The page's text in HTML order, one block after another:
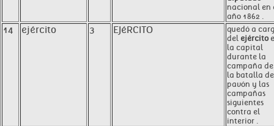
nacional en
año 1862 .
14 ejército 3 EJéRCITO
quedó a
del ejército
la capital
durante la
campaña de
la batalla de
pavón y las
campañas
siguientes
contra el
interior .